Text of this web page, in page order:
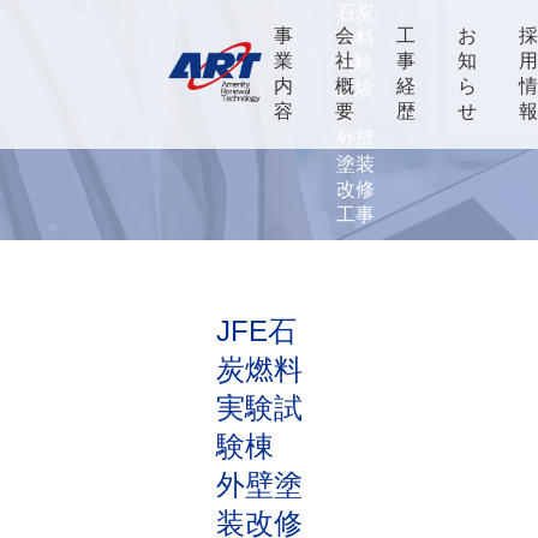
事
業
内
容
会
社
概
要
工
事
経
歴
お
知
ら
せ
燃料
実験
試験
棟
塗装
改修
工事
JFE石
炭燃料
実験試
験棟
外壁塗
装改修